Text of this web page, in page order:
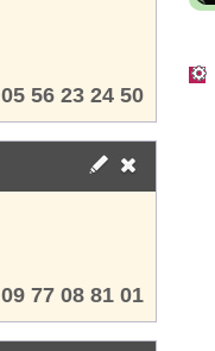
05 56 23 24 50
09 77 08 81 01